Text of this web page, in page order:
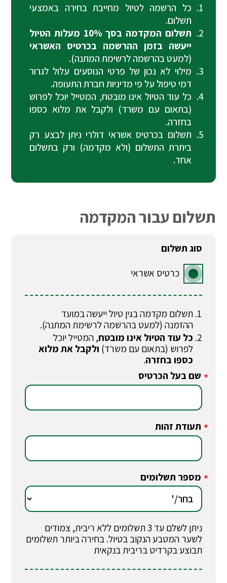
כל הרשמה לטיול מחייבת בחירה באמצעי
תשלום.
תשלום המקדמה בסך 10% מעלות הטיול
ייעשה בזמן ההרשמה בכרטיס האשראי
(למעט בהרשמה לרשימת המתנה).
מילוי לא נכון של פרטי הנוסעים עלול לגרור
דמי טיפול על פי מדיניות חברת התעופה.
כל עוד הטיול אינו מובטח, המטייל יוכל לפרוש
(בתאום עם משרד) ולקבל את מלוא כספו
בחזרה.
תשלום בכרטיס אשראי דולרי ניתן לבצע רק
ביתרת התשלום (ולא מקדמה) ורק בתשלום
אחד.
תשלום עבור המקדמה
סוג תשלום
כרטיס אשראי
תשלום מקדמה בגין טיול ייעשה במועד
ההזמנה (למעט בהרשמה לרשימת המתנה).
כל עוד הטיול אינו מובטח, המטייל יוכל
לפרוש (בתאום עם משרד) ולקבל את מלוא
כספו בחזרה.
* שם בעל הכרטיס
* תעודת זהות
* מספר תשלומים
ניתן לשלם עד 3 תשלומים ללא ריבית, צמודים
לשער המטבע הנקוב בטיול. בחירה ביותר תשלומים
תבוצע בקרדיט בריבית בנקאית